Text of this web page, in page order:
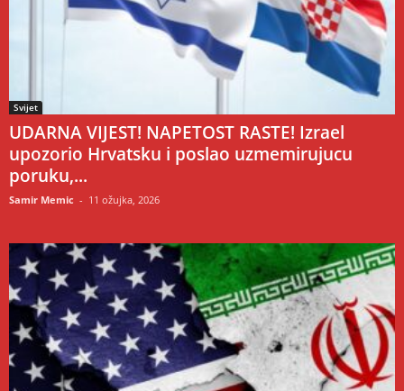
Svijet
UDARNA VIJEST! NAPETOST RASTE! Izrael
upozorio Hrvatsku i poslao uzmemirujucu
poruku,...
Samir Memic - 11 ožujka, 2026